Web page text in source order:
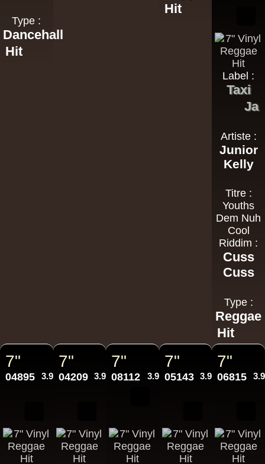
Type :
Dancehall
Hit
Hit
Label :
Taxi
Ja
Artiste :
Junior
Kelly
Titre :
Youths
Dem Nuh
Cool
Riddim :
Cuss
Cuss
Type :
Reggae
Hit
7"
04895 3.95€
7"
04209 3.95€
7"
08112 3.95€
7"
05143 3.95€
7"
06815